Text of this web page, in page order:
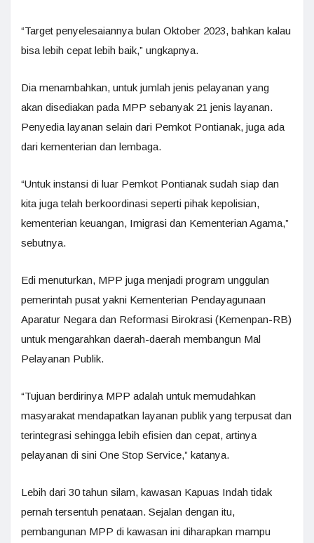
“Target penyelesaiannya bulan Oktober 2023, bahkan kalau
bisa lebih cepat lebih baik,” ungkapnya.
Dia menambahkan, untuk jumlah jenis pelayanan yang
akan disediakan pada MPP sebanyak 21 jenis layanan.
Penyedia layanan selain dari Pemkot Pontianak, juga ada
dari kementerian dan lembaga.
“Untuk instansi di luar Pemkot Pontianak sudah siap dan
kita juga telah berkoordinasi seperti pihak kepolisian,
kementerian keuangan, Imigrasi dan Kementerian Agama,”
sebutnya.
Edi menuturkan, MPP juga menjadi program unggulan
pemerintah pusat yakni Kementerian Pendayagunaan
Aparatur Negara dan Reformasi Birokrasi (Kemenpan-RB)
untuk mengarahkan daerah-daerah membangun Mal
Pelayanan Publik.
“Tujuan berdirinya MPP adalah untuk memudahkan
masyarakat mendapatkan layanan publik yang terpusat dan
terintegrasi sehingga lebih efisien dan cepat, artinya
pelayanan di sini One Stop Service,” katanya.
Lebih dari 30 tahun silam, kawasan Kapuas Indah tidak
pernah tersentuh penataan. Sejalan dengan itu,
pembangunan MPP di kawasan ini diharapkan mampu